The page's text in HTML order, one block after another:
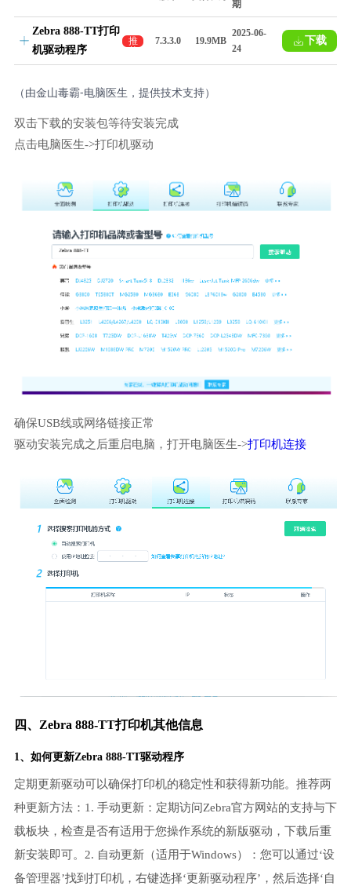
期
Zebra 888-TT打印
机驱动程序
推
荐
7.3.3.0 19.9MB
2025-06-
24
下载
（由金山毒霸-电脑医生，提供技术支持）
双击下载的安装包等待安装完成
点击电脑医生->打印机驱动
确保USB线或网络链接正常
驱动安装完成之后重启电脑，打开电脑医生->打印机连接
四、Zebra 888-TT打印机其他信息
1、如何更新Zebra 888-TT驱动程序
定期更新驱动可以确保打印机的稳定性和获得新功能。推荐两
种更新方法：1. 手动更新：定期访问Zebra官方网站的支持与下
载板块，检查是否有适用于您操作系统的新版驱动，下载后重
新安装即可。2. 自动更新（适用于Windows）：您可以通过‘设
备管理器’找到打印机，右键选择‘更新驱动程序’，然后选择‘自